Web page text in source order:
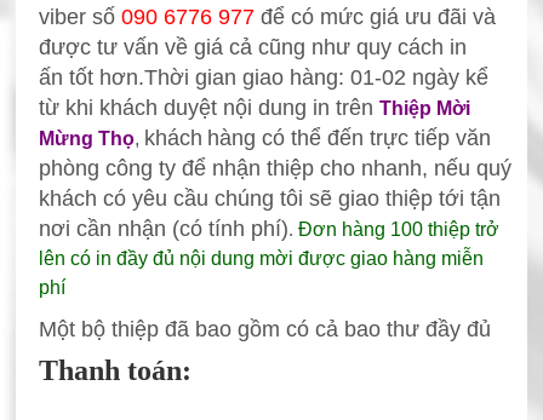
viber số 090 6776 977để có mức giá ưu đãi và
được tư vấn về giá cả cũng như quy cách in
ấn tốt hơn.Thời gian giao hàng: 01-02 ngày kể
từ khi khách duyệt nội dung in trên Thiệp Mời
Mừng Thọ, khách hàng có thể đến trực tiếp văn
phòng công ty để nhận thiệp cho nhanh, nếu quý
khách có yêu cầu chúng tôi sẽ giao thiệp tới tận
nơi cần nhận (có tính phí). Đơn hàng 100 thiệp trở
lên có in đầy đủ nội dung mời được giao hàng miễn
phí
Một bộ thiệp đã bao gồm có cả bao thư đầy đủ
Thanh toán: